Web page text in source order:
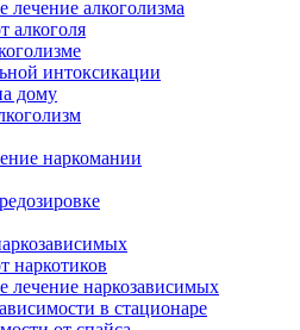
лечение алкоголизма
алкоголя
интоксикации
дому
наркомании
наркотиков
лечение наркозависимых
в стационаре